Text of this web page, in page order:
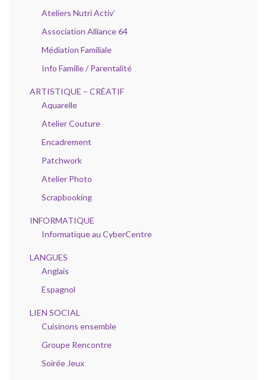
Ateliers Nutri Activ’
Association Alliance 64
Médiation Familiale
Info Famille / Parentalité
ARTISTIQUE – CRÉATIF
Aquarelle
Atelier Couture
Encadrement
Patchwork
Atelier Photo
Scrapbooking
INFORMATIQUE
Informatique au CyberCentre
LANGUES
Anglais
Espagnol
LIEN SOCIAL
Cuisinons ensemble
Groupe Rencontre
Soirée Jeux